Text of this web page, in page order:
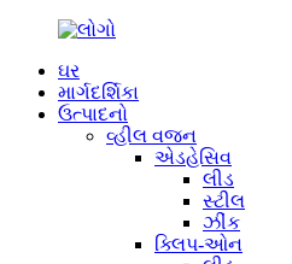
ઘર
માર્ગદર્શિકા
ઉત્પાદનો
વ્હીલ વજન
એડહેસિવ
લીડ
સ્ટીલ
ઝીંક
ક્લિપ-ઓન